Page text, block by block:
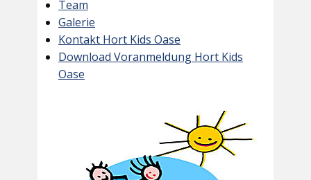
Team
Galerie
Kontakt Hort Kids Oase
Download Voranmeldung Hort Kids
Oase